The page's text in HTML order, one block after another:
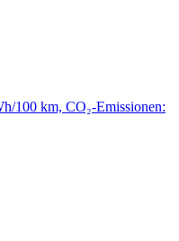
100 km, CO₂-Emissionen: